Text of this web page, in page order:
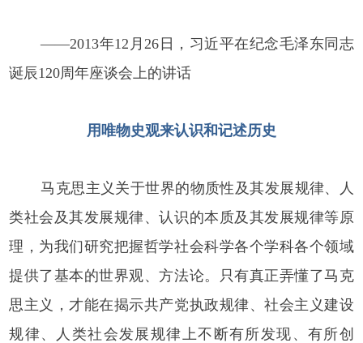
——2013年12月26日，习近平在纪念毛泽东同志
诞辰120周年座谈会上的讲话
用唯物史观来认识和记述历史
马克思主义关于世界的物质性及其发展规律、人
类社会及其发展规律、认识的本质及其发展规律等原
理，为我们研究把握哲学社会科学各个学科各个领域
提供了基本的世界观、方法论。只有真正弄懂了马克
思主义，才能在揭示共产党执政规律、社会主义建设
规律、人类社会发展规律上不断有所发现、有所创